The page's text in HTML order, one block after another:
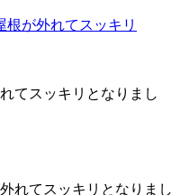
てスッキリとなりまし